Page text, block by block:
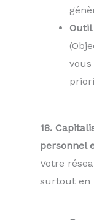
18.
personnel
Votre
surtout en